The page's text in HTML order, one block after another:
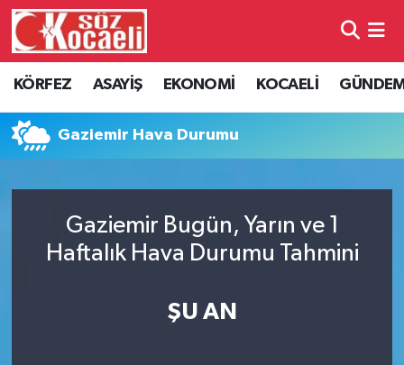
KÖRFEZ ASAYİŞ EKONOMİ KOCAELİ
Gaziemir Hava Durumu
Gaziemir Bugün, Yarın ve 1
Haftalık Hava Durumu Tahmini
ŞU AN
Kocaeli Hava Durumu
Kocaeli Namaz Vakitleri
Süper Lig Puan Durumu ve Fikstür